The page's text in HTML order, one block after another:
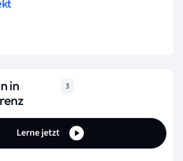
in
3
Lerne jetzt